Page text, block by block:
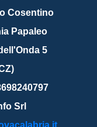
Cosentino
Papaleo
5
Srl